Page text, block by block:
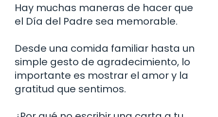
Hay muchas maneras de hacer que
el Día del Padre sea memorable.
Desde una comida familiar hasta un
simple gesto de agradecimiento, lo
importante es mostrar el amor y la
gratitud que sentimos.